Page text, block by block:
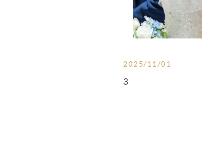
2025/11/01
3